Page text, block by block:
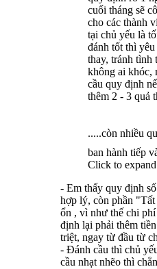
cuối tháng sẽ
cho các thành
tại chủ yếu là
đánh tốt thì
thay, tránh tình
không ai khóc,
cầu quy định
thêm 2 - 3 quả
.....còn nhiều
ban hành tiếp
Click to
- Em thấy quy định
hợp lý, còn phần
ổn , vì như thế chi
định lại phải thêm
triệt, ngay từ đầu từ
- Đánh cầu thì chủ
cầu nhạt nhẽo thì